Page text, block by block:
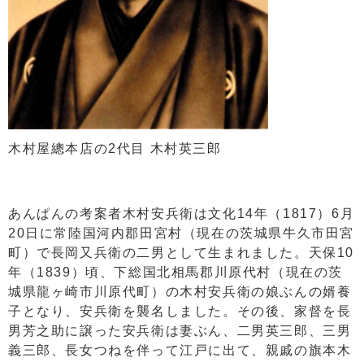
木村屋總本店の2代目 木村英三郎
あんぱんの考案者木村安兵衛は文化14年（1817）6月
20日に常陸国河内郡田宮村（現在の茨城県牛久市田宮
町）で長岡又兵衛の二男として生まれました。天保10
年（1839）頃、下総国北相馬郡川原代村（現在の茨
城県龍ヶ崎市川原代町）の木村安兵衛の娘ぶんの婿養
子となり、安兵衛を襲名しました。その後、家督を長
男芳之助に譲った安兵衛は妻ぶん、二男英三郎、三男
義三郎、長女つねを伴って江戸に出て、親戚の旗本木